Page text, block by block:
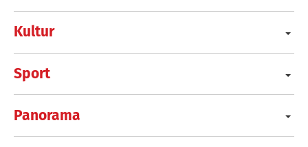
Kultur
Sport
Panorama